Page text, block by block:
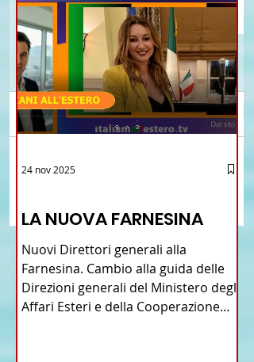
Senegal: Alla Scoperta di
Loredana e Giancarlo -
Commenti
Scrivi un commento...
LA NUOVA FARNESINA
Nuovi Direttori generali alla
Farnesina. Cambio alla guida delle
Direzioni generali del Ministero degli
Affari Esteri e della Cooperazione
24 nov 2025